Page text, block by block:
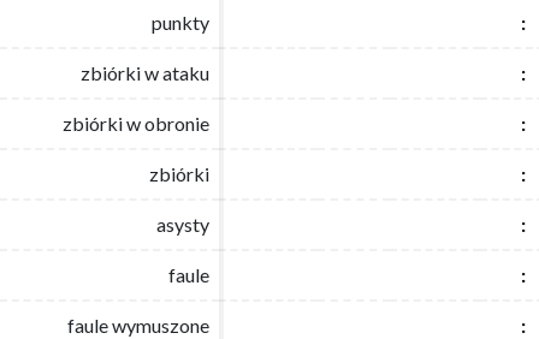
punkty :
zbiórki w ataku :
zbiórki w obronie :
zbiórki :
asysty :
faule :
faule wymuszone :
punkty :
zbiórki w ataku :
zbiórki w obronie :
zbiórki :
asysty :
faule :
faule wymuszone :